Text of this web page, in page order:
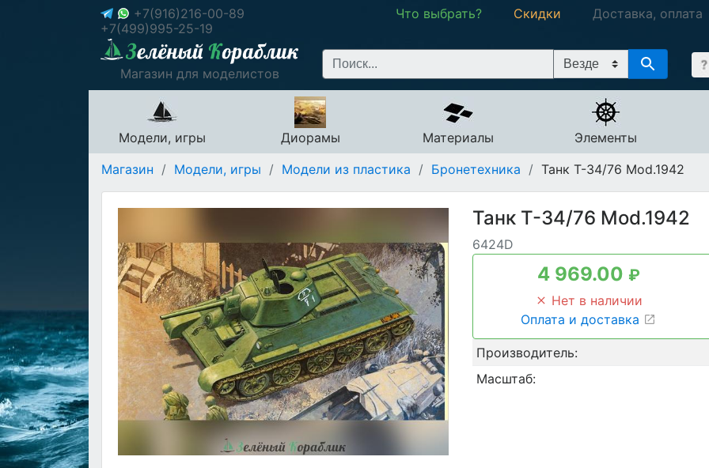
+7(916)216-00-89
+7(499)995-25-19
Что выбрать? Скидки Доставка, оплата
Магазин для моделистов
Модели, игры Диорамы Материалы
Элементы
Магазин / Модели, игры / Модели из пластика / Бронетехника / Танк T-34/76 Mod.1942
Танк T-34/76 Mod.1942
6424D
4 969.00 ₽
Нет в наличии
Оплата и доставка
Производитель:
Масштаб: